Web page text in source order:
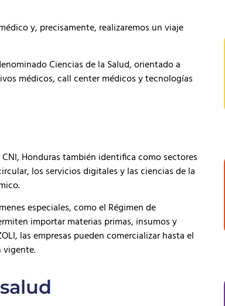
y, precisamente, realizaremos un viaje
Ciencias de la Salud, orientado a
médicos, call center médicos y tecnologías
Honduras también identifica como sectores
los servicios digitales y las ciencias de la
especiales, como el Régimen de
importar materias primas, insumos y
las empresas pueden comercializar hasta el
vigente.